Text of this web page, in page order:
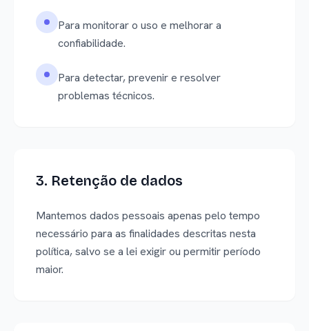
Para monitorar o uso e melhorar a
confiabilidade.
Para detectar, prevenir e resolver
problemas técnicos.
3. Retenção de dados
Mantemos dados pessoais apenas pelo tempo
necessário para as finalidades descritas nesta
política, salvo se a lei exigir ou permitir período
maior.